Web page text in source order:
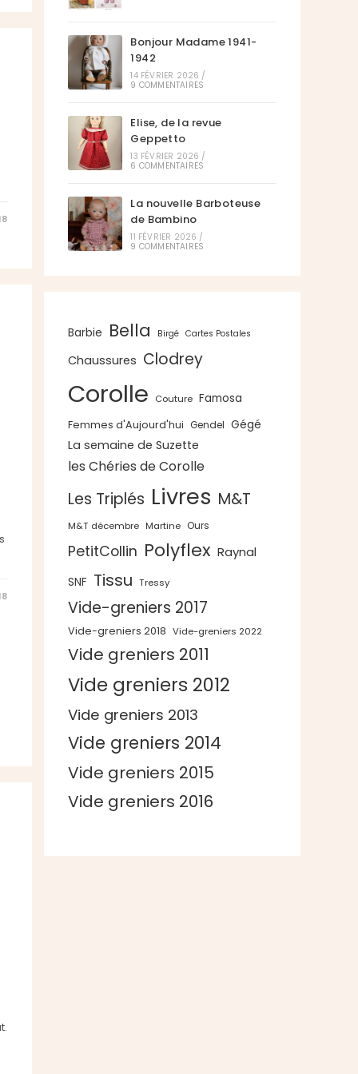
Bonjour Madame 1941-
1942
14 FÉVRIER 2026 /
9 COMMENTAIRES
Elise, de la revue
Geppetto
13 FÉVRIER 2026 /
6 COMMENTAIRES
La nouvelle Barboteuse
de Bambino
11 FÉVRIER 2026 /
9 COMMENTAIRES
Barbie Bella Birgé Cartes Postales
Chaussures Clodrey
Corolle Couture Famosa
Femmes d'Aujourd'hui Gendel Gégé
La semaine de Suzette
les Chéries de Corolle
Les Triplés Livres M&T
M&T décembre Martine Ours
PetitCollin Polyflex Raynal
SNF Tissu Tressy
Vide-greniers 2017
Vide-greniers 2018 Vide-greniers 2022
Vide greniers 2011
Vide greniers 2012
Vide greniers 2013
Vide greniers 2014
Vide greniers 2015
Vide greniers 2016